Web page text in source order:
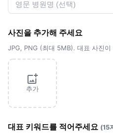
사진을 추가해 주세요
JPG, PNG (최대 5MB). 대표 사진이
추가
대표 키워드를 적어주세요 (15